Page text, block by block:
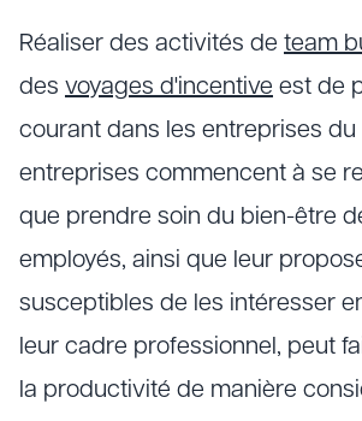
Réaliser des activités de team
des voyages d'incentive est de
courant dans les entreprises du
entreprises commencent à se
que prendre soin du bien-être
employés, ainsi que leur
susceptibles de les intéresser
leur cadre professionnel, peut
la productivité de manière